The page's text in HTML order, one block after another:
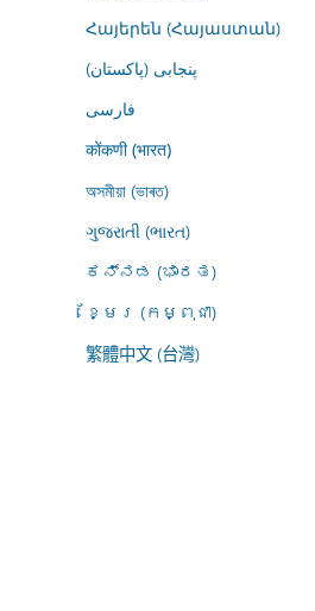
Հայերեն (Հայաստան)
پنجابی (پاکستان)
فارسى
कोंकणी (भारत)
অসমীয়া (ভাৰত)
ગુજરાતી (ભારત)
ಕನ್ನಡ (ಭಾರತ)
ខ្មែរ (កម្ពុជា)
繁體中文 (台灣)